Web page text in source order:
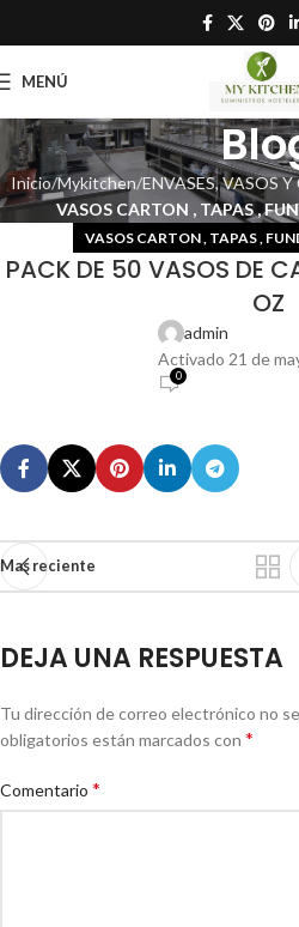
MENÚ
Inicio Mykitchen ENVASES, VASOS
VASOS CARTON , TAPAS ,
VASOS CARTON , TAPAS ,
PACK DE 50 VASOS DE
OZ
admin
Activado 21 de
0
Mas reciente
DEJA UNA RESPUESTA
Tu dirección de correo electrónico no
obligatorios están marcados con *
Comentario *